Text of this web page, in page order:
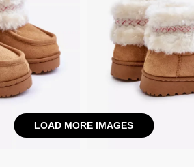
LOAD MORE IMAGES